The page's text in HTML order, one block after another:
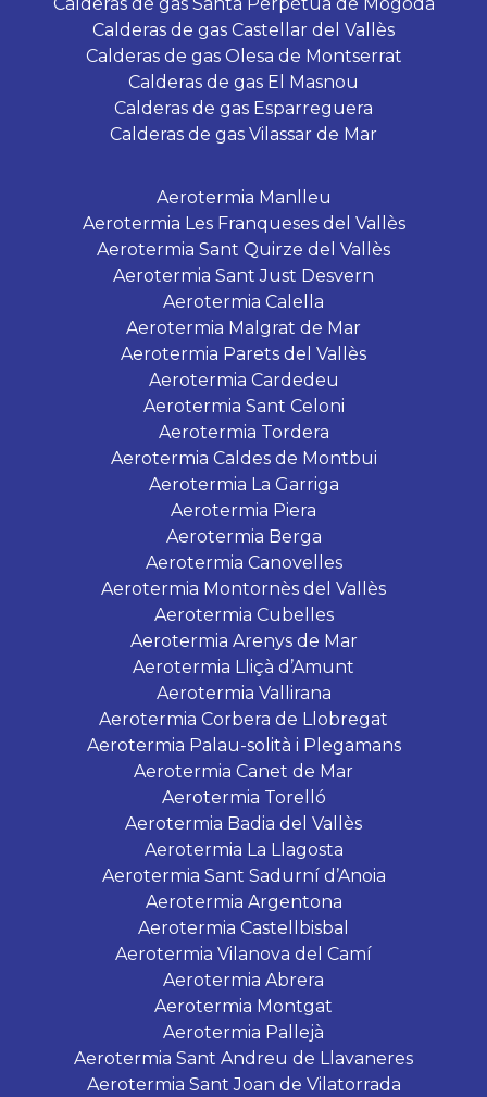
Calderas de gas Castellar del Vallès
Calderas de gas Olesa de Montserrat
Calderas de gas El Masnou
Calderas de gas Esparreguera
Calderas de gas Vilassar de Mar
Aerotermia Manlleu
Aerotermia Les Franqueses del Vallès
Aerotermia Sant Quirze del Vallès
Aerotermia Sant Just Desvern
Aerotermia Calella
Aerotermia Malgrat de Mar
Aerotermia Parets del Vallès
Aerotermia Cardedeu
Aerotermia Sant Celoni
Aerotermia Tordera
Aerotermia Caldes de Montbui
Aerotermia La Garriga
Aerotermia Piera
Aerotermia Berga
Aerotermia Canovelles
Aerotermia Montornès del Vallès
Aerotermia Cubelles
Aerotermia Arenys de Mar
Aerotermia Lliçà d’Amunt
Aerotermia Vallirana
Aerotermia Corbera de Llobregat
Aerotermia Palau-solità i Plegamans
Aerotermia Canet de Mar
Aerotermia Torelló
Aerotermia Badia del Vallès
Aerotermia La Llagosta
Aerotermia Sant Sadurní d’Anoia
Aerotermia Argentona
Aerotermia Castellbisbal
Aerotermia Vilanova del Camí
Aerotermia Abrera
Aerotermia Montgat
Aerotermia Pallejà
Aerotermia Sant Andreu de Llavaneres
Aerotermia Sant Joan de Vilatorrada